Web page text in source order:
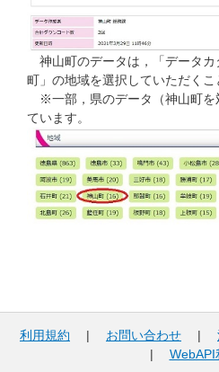
神山町のデータは，「データカ
町」の地域を選択していただくこ
※一部，県のデータ（神山町を
ています。
利用規約 | お問い合わせ |
| WebAPI